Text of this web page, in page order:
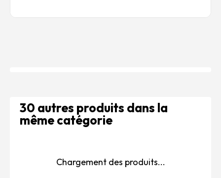
30 autres produits dans la
même catégorie
Chargement des produits...